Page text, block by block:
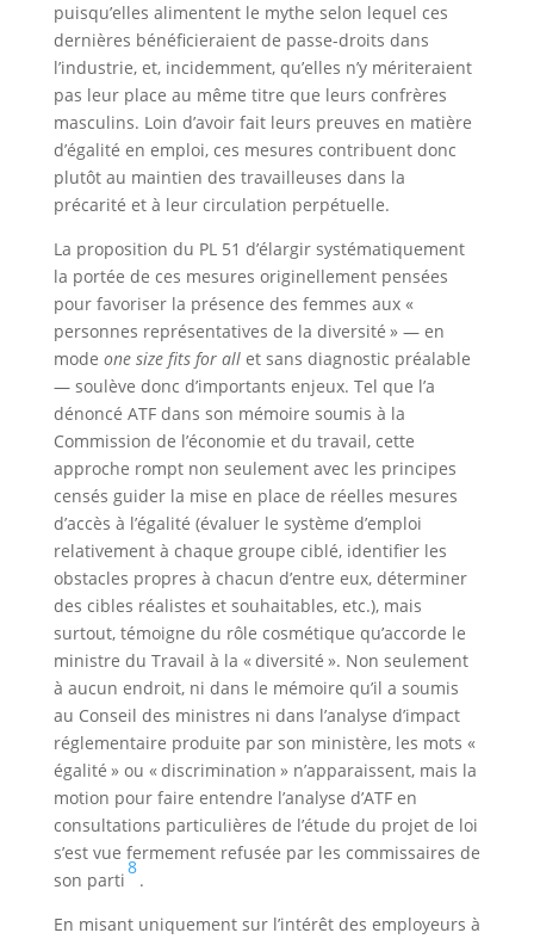
puisqu’elles alimentent le mythe selon lequel ces
dernières bénéficieraient de passe-droits dans
l’industrie, et, incidemment, qu’elles n’y mériteraient
pas leur place au même titre que leurs confrères
masculins. Loin d’avoir fait leurs preuves en matière
d’égalité en emploi, ces mesures contribuent donc
plutôt au maintien des travailleuses dans la
précarité et à leur circulation perpétuelle.
La proposition du PL 51 d’élargir systématiquement
la portée de ces mesures originellement pensées
pour favoriser la présence des femmes aux «
personnes représentatives de la diversité » — en
mode one size fits for allet sans diagnostic préalable
— soulève donc d’importants enjeux. Tel que l’a
dénoncé ATF dans son mémoire soumis à la
Commission de l’économie et du travail, cette
approche rompt non seulement avec les principes
censés guider la mise en place de réelles mesures
d’accès à l’égalité (évaluer le système d’emploi
relativement à chaque groupe ciblé, identifier les
obstacles propres à chacun d’entre eux, déterminer
des cibles réalistes et souhaitables, etc.), mais
surtout, témoigne du rôle cosmétique qu’accorde le
ministre du Travail à la « diversité ». Non seulement
à aucun endroit, ni dans le mémoire qu’il a soumis
au Conseil des ministres ni dans l’analyse d’impact
réglementaire produite par son ministère, les mots «
égalité » ou « discrimination » n’apparaissent, mais la
motion pour faire entendre l’analyse d’ATF en
consultations particulières de l’étude du projet de loi
s’est vue fermement refusée par les commissaires de
son parti
8
.
En misant uniquement sur l’intérêt des employeurs à